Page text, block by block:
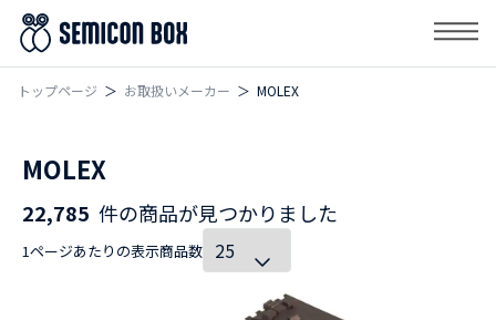
トップページ お取扱いメーカー MOLEX
MOLEX
22,785 件の商品が見つかりました
1ページあたりの表示商品数